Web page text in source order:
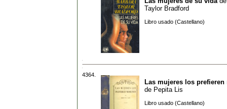
Taylor Bradford
Libro usado (Castellano)
4364.
Las mujeres los prefieren
de Pepita Lis
Libro usado (Castellano)